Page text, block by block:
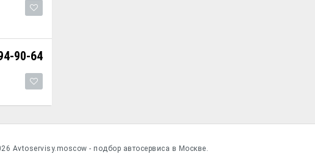
90-64
Avtoservisy.moscow - подбор автосервиса в Москве.